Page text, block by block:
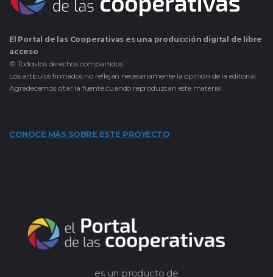
El Portal de las Cooperativas es una producción digital de libre
acceso
© Todos los derechos compartidos.
Los artículos firmados no reflejan necesariamente la opinión de la editorial.
Agradecemos citar la fuente cuando reproduzcan este material.
CONOCE MÁS SOBRE ESTE PROYECTO
es un producto de